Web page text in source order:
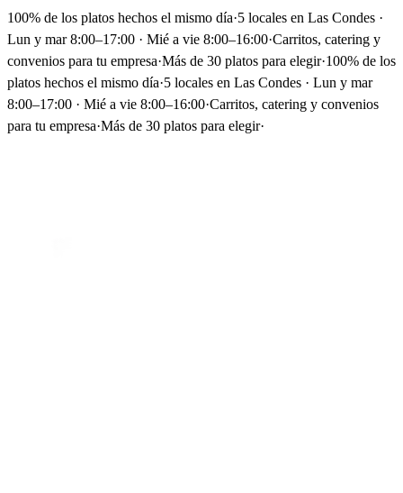
100% de los platos hechos el mismo día·5 locales en Las Condes ·
Lun y mar 8:00–17:00 · Mié a vie 8:00–16:00·Carritos, catering y
convenios para tu empresa·Más de 30 platos para elegir·100% de los
platos hechos el mismo día·5 locales en Las Condes · Lun y mar
8:00–17:00 · Mié a vie 8:00–16:00·Carritos, catering y convenios
para tu empresa·Más de 30 platos para elegir·